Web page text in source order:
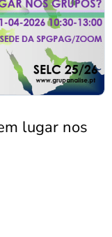
lugar nos